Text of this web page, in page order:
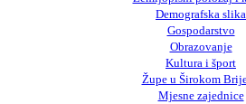
Demografska slika
Gospodarstvo
Obrazovanje
Kultura i šport
Župe u Širokom
Mjesne zajednice